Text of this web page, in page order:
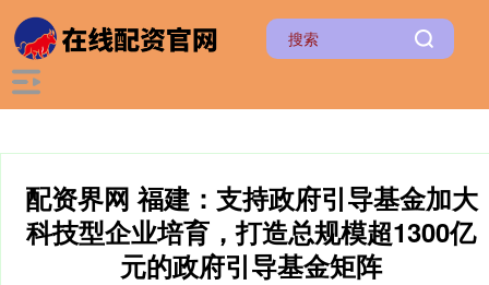
配资界网 福建：支持政府引导基金加大
科技型企业培育，打造总规模超1300亿
元的政府引导基金矩阵